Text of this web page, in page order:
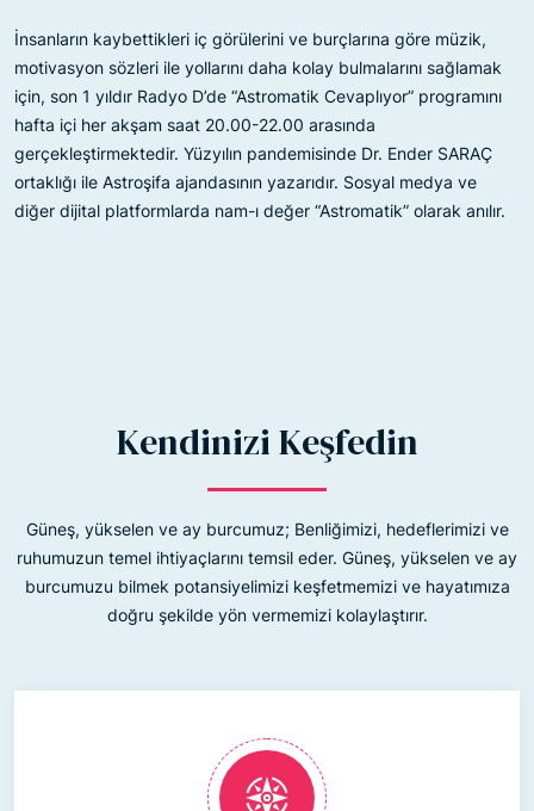
İnsanların kaybettikleri iç görülerini ve burçlarına göre müzik,
motivasyon sözleri ile yollarını daha kolay bulmalarını sağlamak
için, son 1 yıldır Radyo D’de “Astromatik Cevaplıyor” programını
hafta içi her akşam saat 20.00-22.00 arasında
gerçekleştirmektedir. Yüzyılın pandemisinde Dr. Ender SARAÇ
ortaklığı ile Astroşifa ajandasının yazarıdır. Sosyal medya ve
diğer dijital platformlarda nam-ı değer “Astromatik” olarak anılır.
Kendinizi Keşfedin
Güneş, yükselen ve ay burcumuz; Benliğimizi, hedeflerimizi ve
ruhumuzun temel ihtiyaçlarını temsil eder. Güneş, yükselen ve ay
burcumuzu bilmek potansiyelimizi keşfetmemizi ve hayatımıza
doğru şekilde yön vermemizi kolaylaştırır.